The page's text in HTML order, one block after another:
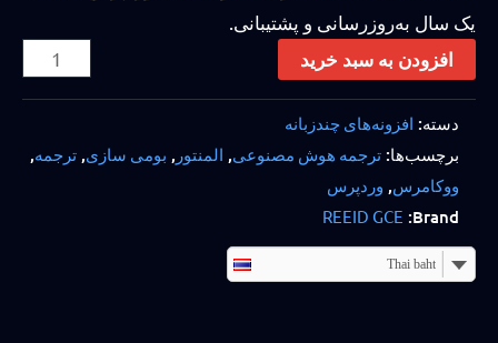
یک سال به‌روزرسانی و پشتیبانی.
افزودن به سبد خرید
دسته: افزونه‌های چندزبانه
برچسب‌ها: ترجمه هوش مصنوعی, المنتور , بومی سازی, ترجمه,
ووکامرس, وردپرس
Brand:
REEID GCE
Thai baht